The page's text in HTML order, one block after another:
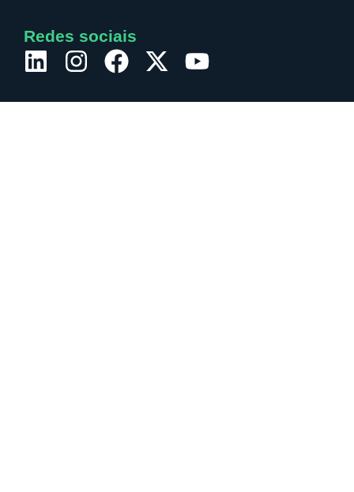
Redes sociais